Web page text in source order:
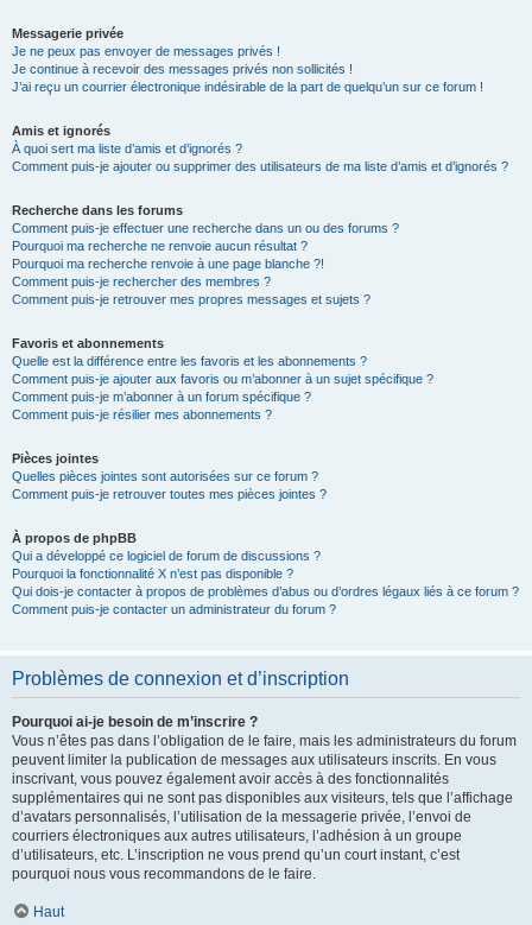
Messagerie privée
Je ne peux pas envoyer de messages privés !
Je continue à recevoir des messages privés non sollicités !
J’ai reçu un courrier électronique indésirable de la part de quelqu’un sur ce forum !
Amis et ignorés
À quoi sert ma liste d’amis et d’ignorés ?
Comment puis-je ajouter ou supprimer des utilisateurs de ma liste d’amis et d’ignorés ?
Recherche dans les forums
Comment puis-je effectuer une recherche dans un ou des forums ?
Pourquoi ma recherche ne renvoie aucun résultat ?
Pourquoi ma recherche renvoie à une page blanche ?!
Comment puis-je rechercher des membres ?
Comment puis-je retrouver mes propres messages et sujets ?
Favoris et abonnements
Quelle est la différence entre les favoris et les abonnements ?
Comment puis-je ajouter aux favoris ou m’abonner à un sujet spécifique ?
Comment puis-je m’abonner à un forum spécifique ?
Comment puis-je résilier mes abonnements ?
Pièces jointes
Quelles pièces jointes sont autorisées sur ce forum ?
Comment puis-je retrouver toutes mes pièces jointes ?
À propos de phpBB
Qui a développé ce logiciel de forum de discussions ?
Pourquoi la fonctionnalité X n’est pas disponible ?
Qui dois-je contacter à propos de problèmes d’abus ou d’ordres légaux liés à ce forum ?
Comment puis-je contacter un administrateur du forum ?
Problèmes de connexion et d’inscription
Pourquoi ai-je besoin de m’inscrire ?
Vous n’êtes pas dans l’obligation de le faire, mais les administrateurs du forum
peuvent limiter la publication de messages aux utilisateurs inscrits. En vous
inscrivant, vous pouvez également avoir accès à des fonctionnalités
supplémentaires qui ne sont pas disponibles aux visiteurs, tels que l’affichage
d’avatars personnalisés, l’utilisation de la messagerie privée, l’envoi de
courriers électroniques aux autres utilisateurs, l’adhésion à un groupe
d’utilisateurs, etc. L’inscription ne vous prend qu’un court instant, c’est
pourquoi nous vous recommandons de le faire.
Haut